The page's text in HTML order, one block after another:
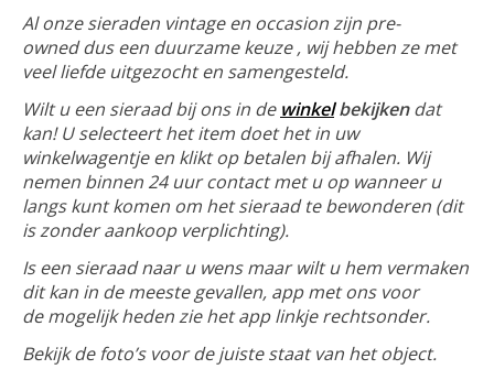
Al onze sieraden vintage en occasion zijn pre-
owned dus een duurzame keuze , wij hebben ze met
veel liefde uitgezocht en samengesteld.
Wilt u een sieraad bij ons in de winkelbekijkendat
kan! U selecteert het item doet het in uw
winkelwagentje en klikt op betalen bij afhalen. Wij
nemen binnen 24 uur contact met u op wanneer u
langs kunt komen om het sieraad te bewonderen (dit
is zonder aankoop verplichting).
Is een sieraad naar u wens maar wilt u hem vermaken
dit kan in de meeste gevallen, app met ons voor
de mogelijk heden zie het app linkje rechtsonder.
Bekijk de foto’s voor de juiste staat van het object.